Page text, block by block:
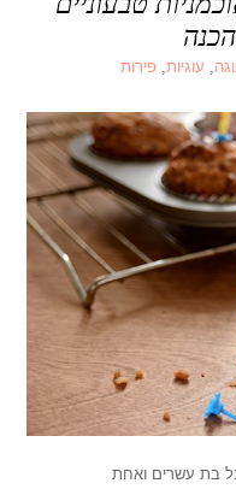
, עוגיות,פירות
בת עשרים ואחת